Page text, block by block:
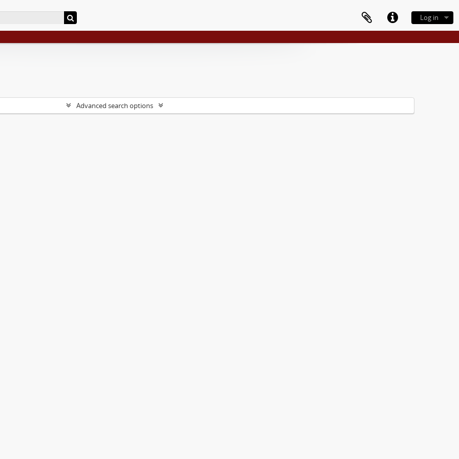
Log in
Advanced search options